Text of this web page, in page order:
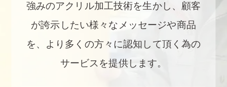
強みのアクリル加工技術を生かし、顧客
が誇示したい様々なメッセージや商品
を、より多くの方々に認知して頂く為の
サービスを提供します。